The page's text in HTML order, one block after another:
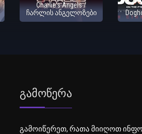
Charlie's Angels /
ჩარლის ანგელოზები
Გამოწერა
გამოიწერეთ, რათა მიიღოთ